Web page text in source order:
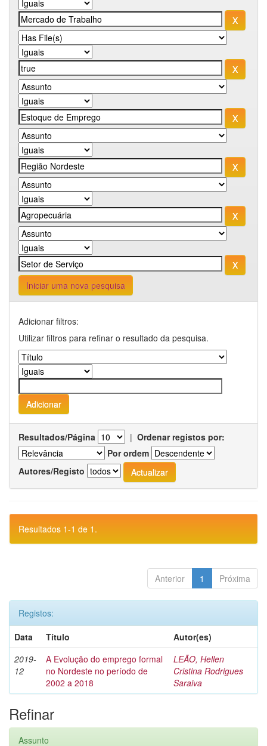
Iniciar uma nova pesquisa
Adicionar filtros:
Utilizar filtros para refinar o resultado da pesquisa.
Resultados/Página | Ordenar registos por:
Por ordem
Autores/Registo
Resultados 1-1 de 1.
Anterior 1 Próxima
Registos:
Data
Título
Autor(es)
2019-
12
A Evolução do emprego formal
no Nordeste no período de
2002 a 2018
LEÃO, Hellen
Cristina Rodrigues
Saraiva
Refinar
Assunto